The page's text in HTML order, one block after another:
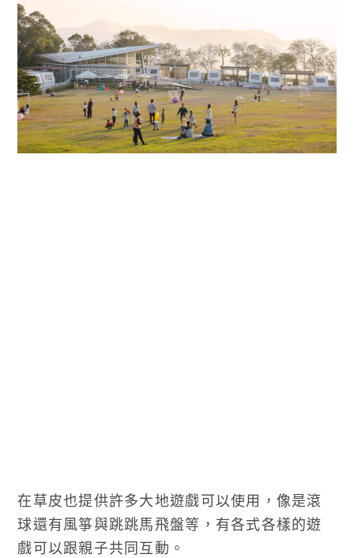
在草皮也提供許多大地遊戲可以使用，像是滾
球還有風箏與跳跳馬飛盤等，有各式各樣的遊
戲可以跟親子共同互動。